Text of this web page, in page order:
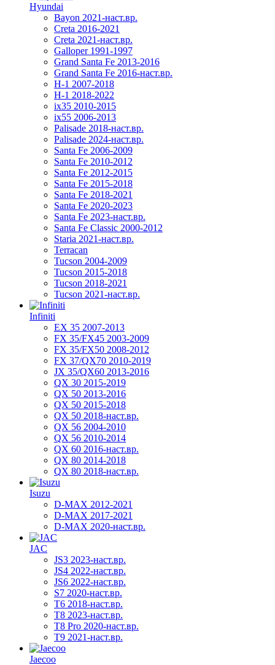
Hyundai
Bayon 2021-наст.вр.
Creta 2016-2021
Creta 2021-наст.вр.
Galloper 1991-1997
Grand Santa Fe 2013-2016
Grand Santa Fe 2016-наст.вр.
H-1 2007-2018
H-1 2018-2022
ix35 2010-2015
ix55 2006-2013
Palisade 2018-наст.вр.
Palisade 2024-наст.вр.
Santa Fe 2006-2009
Santa Fe 2010-2012
Santa Fe 2012-2015
Santa Fe 2015-2018
Santa Fe 2018-2021
Santa Fe 2020-2023
Santa Fe 2023-наст.вр.
Santa Fe Classic 2000-2012
Staria 2021-наст.вр.
Terracan
Tucson 2004-2009
Tucson 2015-2018
Tucson 2018-2021
Tucson 2021-наст.вр.
Infiniti
EX 35 2007-2013
FX 35/FX45 2003-2009
FX 35/FX50 2008-2012
FX 37/QX70 2010-2019
JX 35/QX60 2013-2016
QX 30 2015-2019
QX 50 2013-2016
QX 50 2015-2018
QX 50 2018-наст.вр.
QX 56 2004-2010
QX 56 2010-2014
QX 60 2016-наст.вр.
QX 80 2014-2018
QX 80 2018-наст.вр.
Isuzu
D-MAX 2012-2021
D-MAX 2017-2021
D-MAX 2020-наст.вр.
JAC
JS3 2023-наст.вр.
JS4 2022-наст.вр.
JS6 2022-наст.вр.
S7 2020-наст.вр.
T6 2018-наст.вр.
T8 2023-наст.вр.
T8 Pro 2020-наст.вр.
T9 2021-наст.вр.
Jaecoo